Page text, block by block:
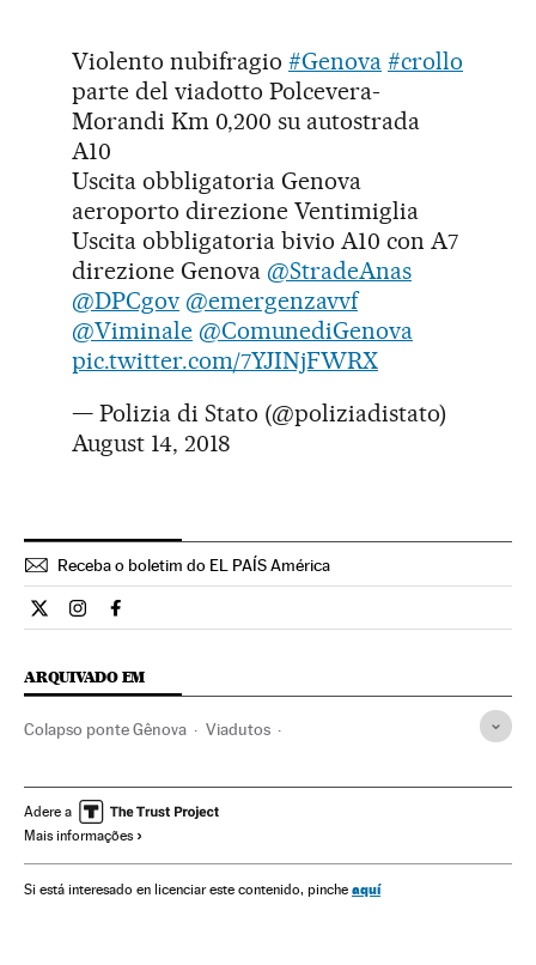
Violento nubifragio #Genova #crollo
parte del viadotto Polcevera-
Morandi Km 0,200 su autostrada
A10
Uscita obbligatoria Genova
aeroporto direzione Ventimiglia
Uscita obbligatoria bivio A10 con A7
direzione Genova @StradeAnas
@DPCgov @emergenzavvf
@Viminale @ComunediGenova
pic.twitter.com/7YJINjFWRX
— Polizia di Stato (@poliziadistato)
August 14, 2018
Receba o boletim do EL PAÍS América
Internacional El País Brasil en Twitter
Internacional El País Brasil en Instagram
Internacional El País Brasil en Facebook
ARQUIVADO EM
Colapso ponte Gênova Viadutos
Estradas Acidentes Transporte estrada
Europa Ocidental
Adere a
Mais informações
Si está interesado en licenciar este contenido, pinche aquí